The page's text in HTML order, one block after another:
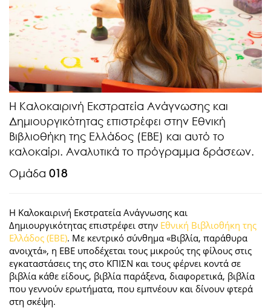
Η Καλοκαιρινή Εκστρατεία Ανάγνωσης και
Δημιουργικότητας επιστρέφει στην Εθνική
Βιβλιοθήκη της Ελλάδος (ΕΒΕ) και αυτό το
καλοκαίρι. Αναλυτικά το πρόγραμμα δράσεων.
Ομάδα 018
Η Καλοκαιρινή Εκστρατεία Ανάγνωσης και
Δημιουργικότητας επιστρέφει στην Εθνική Βιβλιοθήκη της
Ελλάδος (ΕΒΕ). Με κεντρικό σύνθημα «Βιβλία, παράθυρα
ανοιχτά», η ΕΒΕ υποδέχεται τους μικρούς της φίλους στις
εγκαταστάσεις της στο ΚΠΙΣΝ και τους φέρνει κοντά σε
βιβλία κάθε είδους, βιβλία παράξενα, διαφορετικά, βιβλία
που γεννούν ερωτήματα, που εμπνέουν και δίνουν φτερά
στη σκέψη.